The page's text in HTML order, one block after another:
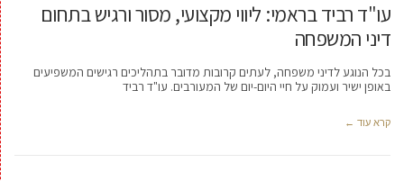
עו"ד רביד בראמי: ליווי מקצועי, מסור ורגיש בתחום
דיני המשפחה
בכל הנוגע לדיני משפחה, לעתים קרובות מדובר בתהליכים רגישים המשפיעים
באופן ישיר ועמוק על חיי היום-יום של המעורבים. עו"ד רביד
קרא עוד ←